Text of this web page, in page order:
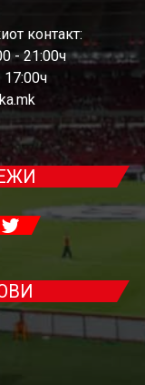
контакт:
- 21:00ч